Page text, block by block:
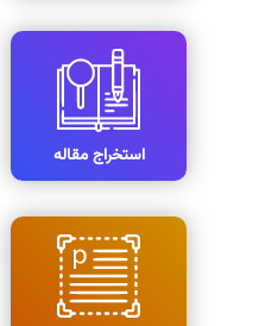
استخراج مقاله